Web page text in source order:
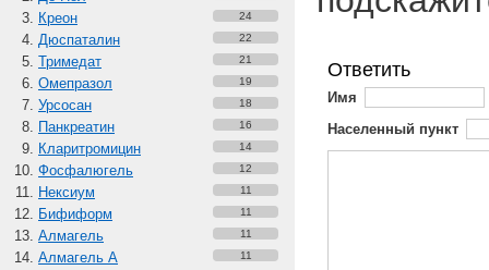
Креон 24
Дюспаталин 22
Тримедат 21
Омепразол 19
Урсосан 18
Панкреатин 16
Кларитромицин 14
Фосфалюгель 12
Нексиум 11
Бифиформ 11
Алмагель 11
Алмагель А 11
Ответить
Имя
Населенный пункт